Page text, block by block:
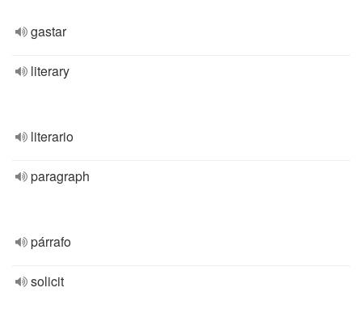
gastar
literary
literario
paragraph
párrafo
solicit